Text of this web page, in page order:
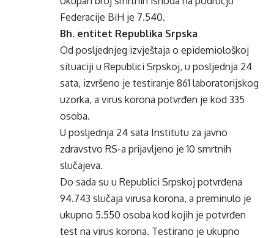
Federacije BiH je 7.540.
Bh. entitet Republika Srpska
Od posljednjeg izvještaja o epidemiološkoj
situaciji u Republici Srpskoj, u posljednja 24
sata, izvršeno je testiranje 861 laboratorijskog
uzorka, a virus korona potvrđen je kod 335
osoba.
U posljednja 24 sata Institutu za javno
zdravstvo RS-a prijavljeno je 10 smrtnih
slučajeva.
Do sada su u Republici Srpskoj potvrđena
94.743 slučaja virusa korona, a preminulo je
ukupno 5.550 osoba kod kojih je potvrđen
test na virus korona. Testirano je ukupno